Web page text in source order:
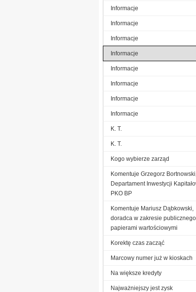
Informacje
Informacje
Informacje
Informacje
Informacje
Informacje
Informacje
Informacje
K. T.
K. T.
Kogo wybierze zarząd
Komentuje Grzegorz Bortnowski,
Departament Inwestycji
PKO BP
Komentuje Mariusz Dąbkowski,
doradca w zakresie
papierami wartościowymi
Korektę czas zacząć
Marcowy numer już w kioskach
Na większe kredyty
Najważniejszy jest zysk